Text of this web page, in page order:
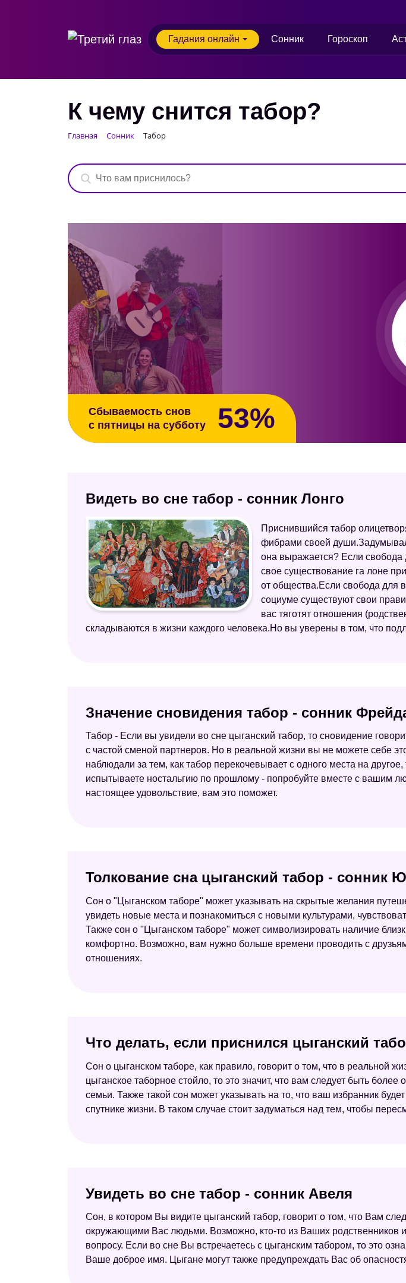
Гадания онлайн Сонник Гороскоп
К чему снится табор?
Главная Сонник Табор
Сбываемость снов
с пятницы на субботу
53%
Видеть во сне табор - сонник Лонго
Приснившийся табор
фибрами своей
она выражается? Если свобода
свое существование га лоне
от общества.Если свобода для
социуме существуют свои
вас тяготят отношения
складываются в жизни каждого человека.Но вы уверены в том, что
Значение сновидения табор - сонник
Табор - Если вы увидели во сне цыганский табор, то сновидение
с частой сменой партнеров. Но в реальной жизни вы не можете себе
наблюдали за тем, как табор перекочевывает с одного места на
испытываете ностальгию по прошлому - попробуйте вместе с вашим
настоящее удовольствие, вам это поможет.
Толкование сна цыганский табор - сонник
Сон о "Цыганском таборе" может указывать на скрытые желания
увидеть новые места и познакомиться с новыми культурами,
Также сон о "Цыганском таборе" может символизировать наличие
комфортно. Возможно, вам нужно больше времени проводить с
отношениях.
Что делать, если приснился цыганский
Сон о цыганском таборе, как правило, говорит о том, что в реальной
цыганское таборное стойло, то это значит, что вам следует быть
семьи. Также такой сон может указывать на то, что ваш избранник
спутнике жизни. В таком случае стоит задуматься над тем, чтобы
Увидеть во сне табор - сонник Авеля
Сон, в котором Вы видите цыганский табор, говорит о том, что Вам
окружающими Вас людьми. Возможно, кто-то из Ваших родственников
вопросу. Если во сне Вы встречаетесь с цыганским табором, то это
Ваше доброе имя. Цыгане могут также предупреждать Вас об